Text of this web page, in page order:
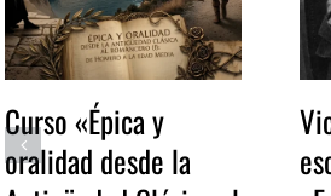
Curso «Épica y
oralidad desde la